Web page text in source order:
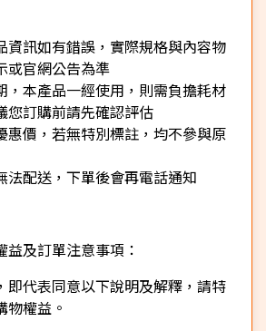
訊如有錯誤，實際規格與內容物
或官網公告為準
本產品一經使用，則需負擔耗材
您訂購前請先確認評估
價，若無特別標註，均不參與原
配送，下單後會再電話通知
及訂單注意事項：
即代表同意以下說明及解釋，請特
物權益。